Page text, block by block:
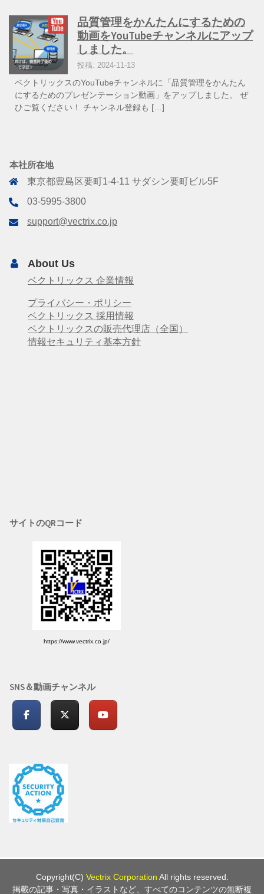
品質管理をかんたんにするための
動画をYouTubeチャンネルにアップ
しました。
投稿: 2024-11-13
ベクトリックスのYouTubeチャンネルに「品質管理をかんたん
にするためのプレゼンテーション動画」をアップしました。 ぜ
ひご覧ください！ チャンネル登録も […]
本社所在地
東京都豊島区要町1-4-11 サダシン要町ビル5F
03-5995-3800
support@vectrix.co.jp
About Us
ベクトリックス 企業情報
プライバシー・ポリシー
ベクトリックス 採用情報
ベクトリックスの販売代理店（全国）
情報セキュリティ基本方針
サイトのQRコード
https://www.vectrix.co.jp/
SNS＆動画チャンネル
Copyright(C) Vectrix Corporation All rights reserved.
掲載の記事・写真・イラストなど、すべてのコンテンツの無断複